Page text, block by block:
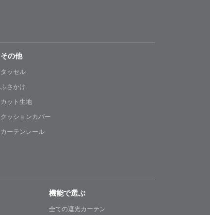
その他
タッセル
ふさかけ
カット生地
クッションカバー
カーテンレール
機能で選ぶ
全ての遮光カーテン